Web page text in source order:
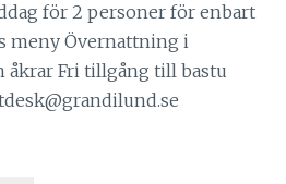
för 2 personer för enbart
meny Övernattning i
åkrar Fri tillgång till bastu